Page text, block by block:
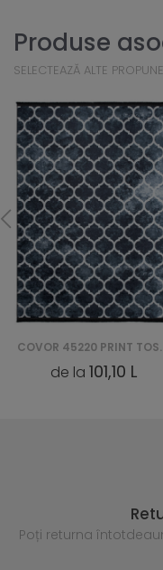
Produse
SELECTEAZĂ ALTE
COVOR
de la101,10 L
Poți returna